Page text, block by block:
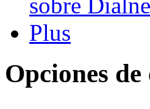
Opciones